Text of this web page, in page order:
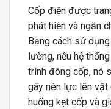
Cốp điện được
phát hiện và ngăn
Bằng cách sử
lường, nếu hệ
trình đóng cốp, nó
gây nén lực lên vật
huống kẹt cốp và